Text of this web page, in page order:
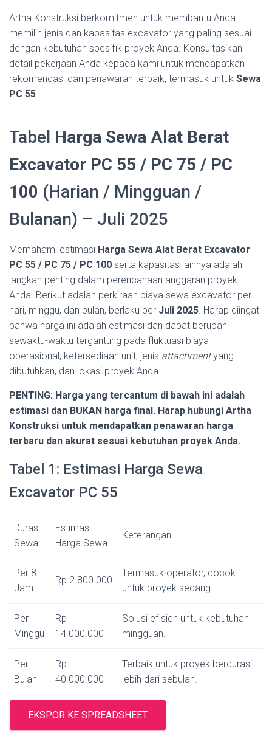
Artha Konstruksi berkomitmen untuk membantu Anda
memilih jenis dan kapasitas excavator yang paling sesuai
dengan kebutuhan spesifik proyek Anda. Konsultasikan
detail pekerjaan Anda kepada kami untuk mendapatkan
rekomendasi dan penawaran terbaik, termasuk untuk Sewa
PC 55
Tabel Harga Sewa Alat Berat
Excavator PC 55 / PC 75 / PC
100 (Harian / Mingguan /
Bulanan) – Juli 2025
Memahami estimasi Harga Sewa Alat Berat Excavator
PC 55 / PC 75 / PC 100 serta kapasitas lainnya adalah
langkah penting dalam perencanaan anggaran proyek
Anda. Berikut adalah perkiraan biaya sewa excavator per
hari, minggu, dan bulan, berlaku per Juli 2025 . Harap diingat
bahwa harga ini adalah estimasi dan dapat berubah
sewaktu-waktu tergantung pada fluktuasi biaya
operasional, ketersediaan unit, jenis attachmentyang
dibutuhkan, dan lokasi proyek Anda.
PENTING: Harga yang tercantum di bawah ini adalah
estimasi dan BUKAN harga final. Harap hubungi Artha
Konstruksi untuk mendapatkan penawaran harga
terbaru dan akurat sesuai kebutuhan proyek Anda.
Tabel 1: Estimasi Harga Sewa
Excavator PC 55
Durasi
Sewa
Estimasi
Harga Sewa
Keterangan
Per 8
Jam
Rp 2.800.000
Termasuk operator, cocok
untuk proyek sedang.
Per
Minggu
Rp
14.000.000
Solusi efisien untuk kebutuhan
mingguan.
Per
Bulan
Rp
40.000.000
Terbaik untuk proyek berdurasi
lebih dari sebulan.
EKSPOR KE SPREADSHEET